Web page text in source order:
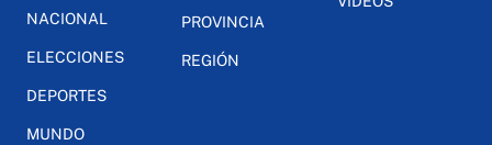
NACIONAL
ELECCIONES
DEPORTES
MUNDO
PROVINCIA
REGIÓN